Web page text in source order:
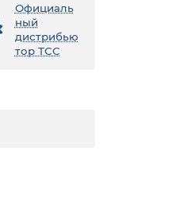
Официаль
ный
дистрибью
тор ТСС